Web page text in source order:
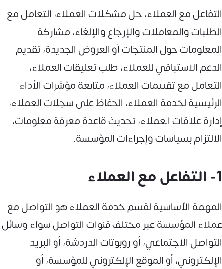
التفاعل مع العملاء، حل مشكلات العملاء، التعامل مع
الطلبات والمعاملات والإرجاع والإلغاء، مشاركة
المعلومات حول المنتجات أو العروض الجديدة، تقديم
الدعم الاستباقي للعملاء، طلب تعليقات العملاء،
التعامل مع تقييمات العملاء، متابعة مؤشرات الأداء
الرئيسية لخدمة العملاء، الحفاظ على سجلات العملاء،
إدارة علاقات العملاء، تحديث قاعدة معرفة معلومات،
الالتزام بسياسات وإجراءات المؤسسة.
1- التفاعل مع العملاء
المهمة الأساسية لقسم خدمة العملاء هو التواصل مع
عملاء المؤسسة عبر مختلف قنوات التواصل سواء وسائل
التواصل الاجتماعي، أو روبوتات الدردشة، أو البريد
الإلكتروني، أو الموقع الإلكتروني للمؤسسة، أو